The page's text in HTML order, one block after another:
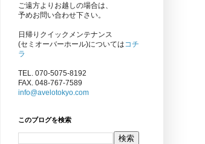
ご遠方よりお越しの場合は、
予めお問い合わせ下さい。
日帰りクイックメンテナンス
(セミオーバーホール)については コチ
ラ
TEL. 070-5075-8192
FAX. 048-767-7589
info@avelotokyo.com
このブログを検索